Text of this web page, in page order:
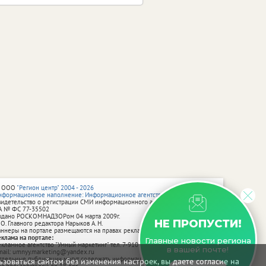
сайтом без изменения настроек, вы даете согласие на
НЕ ПРОПУСТИ!
Главные новости региона
в вашей почте!
"Регион центр" 2004 - 2026
наполнение: Информационное агентство vRossii.ru
о регистрации СМИ информационного агентства vRossii.ru
№ ФС 77‑35502
РОСКОМНАДЗОРом 04 марта 2009г.
Главного редактора Нарыков А. Н.
на портале размещаются на правах рекламы.
на портале:
агентство "Умный маркетинг" тел. 7-910-267-70-40,
umnyy.marketing@yandex.ru
публикации могут содержать информацию, не предназначенную